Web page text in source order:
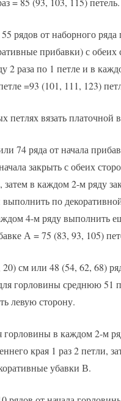
рядов от наборного ряда
прибавки) с обеих
2 раза по 1 петле и в
=93 (101, 111, 123)
петлях вязать платочной
74 ряда от начала
закрыть с обеих
затем в каждом 2-м ряду
выполнить по
4-м ряду выполнить
А = 75 (83, 93, 105)
см или 48 (54, 62, 68)
горловины среднюю 51
левую сторону.
горловины в каждом 2-м
края 1 раз 2 петли,
убавки В.